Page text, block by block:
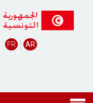
FR AR